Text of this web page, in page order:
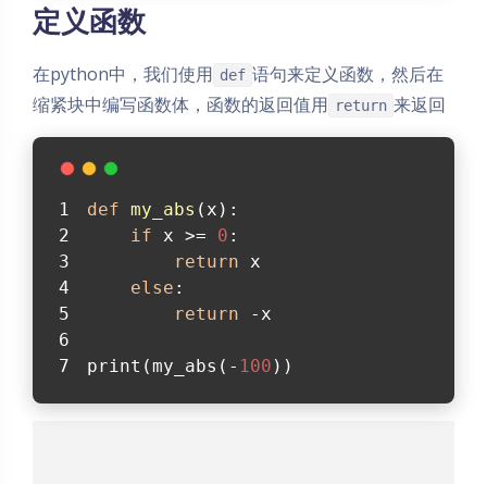
定义函数
在python中，我们使用 def 语句来定义函数，然后在
缩紧块中编写函数体，函数的返回值用 return 来返回
def my_abs ( x ):
if x >= 0 :
return x
else :
return -x
print(my_abs(- 100 ))